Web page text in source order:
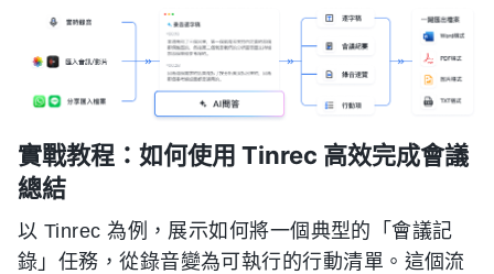
實戰教程：如何使用 Tinrec 高效完成會議
總結
以 Tinrec 為例，展示如何將一個典型的「會議記
錄」任務，從錄音變為可執行的行動清單。這個流